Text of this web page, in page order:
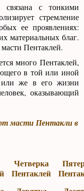
связана с тонкими
стремление
ее проявлениях:
материальных благ.
Пентаклей.
много Пентаклей,
в той или иной
или же в его жизни
оказывающий
масти Пентакли в
Четверка
Пентаклей